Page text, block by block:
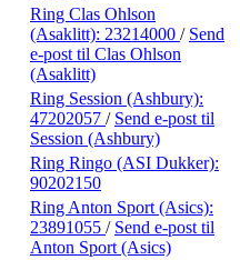
Ring Clas Ohlson
(Asaklitt): 23214000 / Send
e-post til Clas Ohlson
(Asaklitt)
Ring Session (Ashbury):
47202057 / Send e-post til
Session (Ashbury)
Ring Ringo (ASI Dukker):
90202150
Ring Anton Sport (Asics):
23891055 / Send e-post til
Anton Sport (Asics)